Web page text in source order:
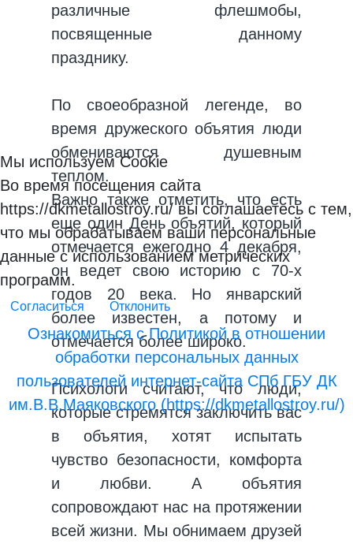
различные флешмобы,
посвященные данному
празднику.
По своеобразной легенде, во
время дружеского объятия люди
обмениваются душевным
теплом.
Важно также отметить, что есть
еще один День объятий, который
отмечается ежегодно 4 декабря,
он ведет свою историю с 70-х
годов 20 века. Но январский
более известен, а потому и
отмечается более широко.
Психологи считают, что люди,
которые стремятся заключить вас
в объятия, хотят испытать
чувство безопасности, комфорта
и любви. А объятия
сопровождают нас на протяжении
всей жизни. Мы обнимаем друзей
Мы используем Cookie
Во время посещения сайта
https://dkmetallostroy.ru/ вы соглашаетесь с тем,
что мы обрабатываем ваши персональные
данные с использованием метрических
программ.
Согласиться Отклонить
Ознакомиться с Политикой в отношении
обработки персональных данных
пользователей интернет-сайта СПб ГБУ ДК
им.В.В.Маяковского (https://dkmetallostroy.ru/)